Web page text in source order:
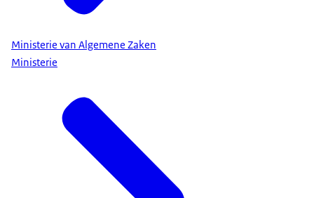
Ministerie van Algemene Zaken
Ministerie